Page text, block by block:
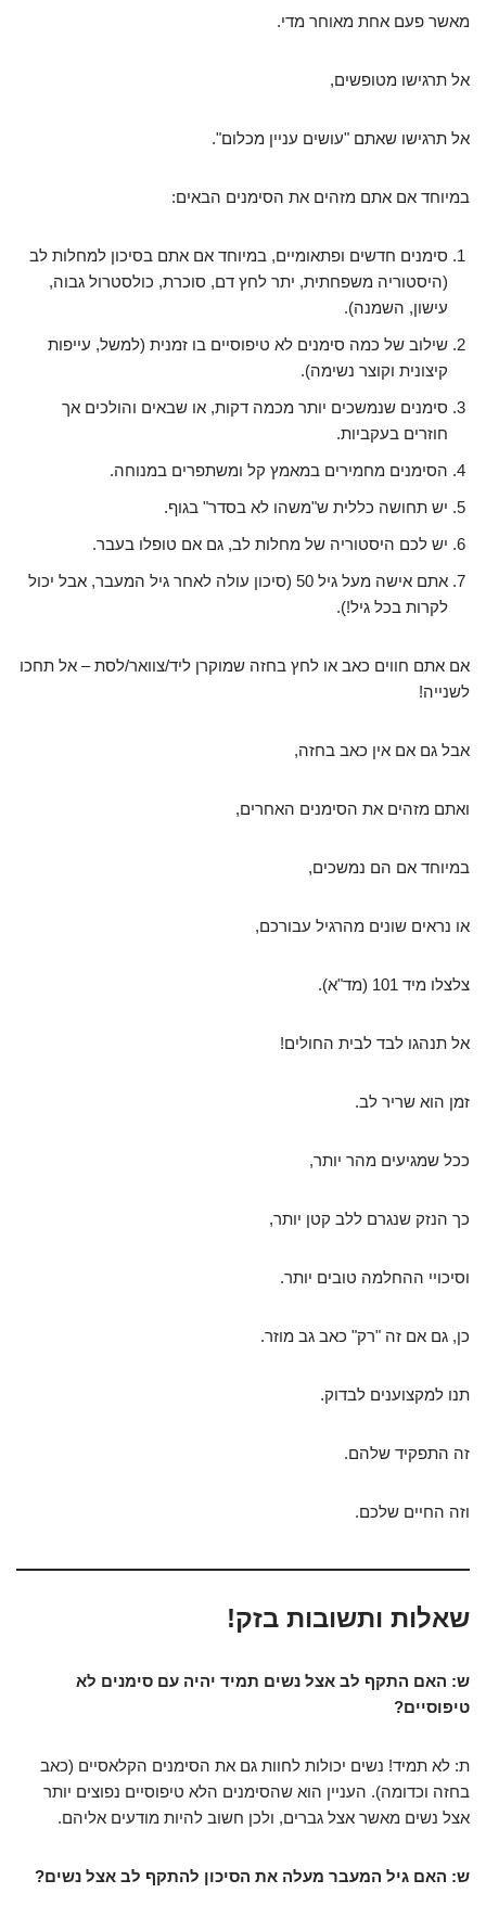
מאשר פעם אחת מאוחר מדי.
אל תרגישו מטופשים,
אל תרגישו שאתם "עושים עניין מכלום".
במיוחד אם אתם מזהים את הסימנים הבאים:
סימנים חדשים ופתאומיים, במיוחד אם אתם בסיכון למחלות לב
(היסטוריה משפחתית, יתר לחץ דם, סוכרת, כולסטרול גבוה,
עישון, השמנה).
שילוב של כמה סימנים לא טיפוסיים בו זמנית (למשל, עייפות
קיצונית וקוצר נשימה).
סימנים שנמשכים יותר מכמה דקות, או שבאים והולכים אך
חוזרים בעקביות.
הסימנים מחמירים במאמץ קל ומשתפרים במנוחה.
יש תחושה כללית ש"משהו לא בסדר" בגוף.
יש לכם היסטוריה של מחלות לב, גם אם טופלו בעבר.
אתם אישה מעל גיל 50 (סיכון עולה לאחר גיל המעבר, אבל יכול
לקרות בכל גיל!).
אם אתם חווים כאב או לחץ בחזה שמוקרן ליד/צוואר/לסת – אל תחכו
לשנייה!
אבל גם אם אין כאב בחזה,
ואתם מזהים את הסימנים האחרים,
במיוחד אם הם נמשכים,
או נראים שונים מהרגיל עבורכם,
צלצלו מיד 101 (מד"א).
אל תנהגו לבד לבית החולים!
זמן הוא שריר לב.
ככל שמגיעים מהר יותר,
כך הנזק שנגרם ללב קטן יותר,
וסיכויי ההחלמה טובים יותר.
כן, גם אם זה "רק" כאב גב מוזר.
תנו למקצוענים לבדוק.
זה התפקיד שלהם.
וזה החיים שלכם.
שאלות ותשובות בזק!
ש: האם התקף לב אצל נשים תמיד יהיה עם סימנים לא
טיפוסיים?
ת: לא תמיד! נשים יכולות לחוות גם את הסימנים הקלאסיים (כאב
בחזה וכדומה). העניין הוא שהסימנים הלא טיפוסיים נפוצים יותר
אצל נשים מאשר אצל גברים, ולכן חשוב להיות מודעים אליהם.
ש: האם גיל המעבר מעלה את הסיכון להתקף לב אצל נשים?